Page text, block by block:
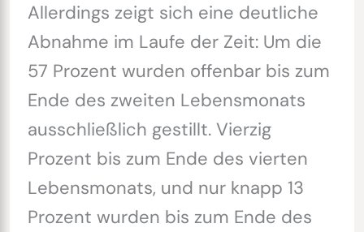
Allerdings zeigt sich eine deutliche
Abnahme im Laufe der Zeit: Um die
57 Prozent wurden offenbar bis zum
Ende des zweiten Lebensmonats
ausschließlich gestillt. Vierzig
Prozent bis zum Ende des vierten
Lebensmonats, und nur knapp 13
Prozent wurden bis zum Ende des